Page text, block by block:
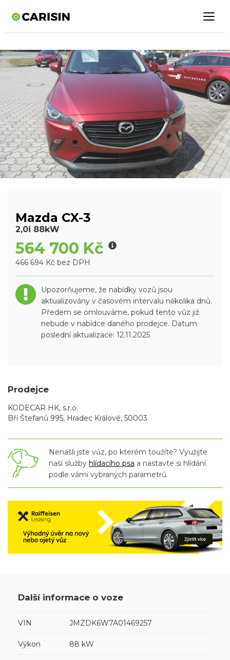
Mazda CX-3
2,0i 88kW
564 700 Kč
466 694 Kč bez DPH
Upozorňujeme, že nabídky vozů jsou
aktualizovány v časovém intervalu několika dnů.
Předem se omlouváme, pokud tento vůz již
nebude v nabídce daného prodejce. Datum
poslední aktualizace: 12.11.2025
Prodejce
KODECAR HK, s.r.o.
Bří Štefanů 995, Hradec Králové, 50003
Nenašli jste vůz, po kterém toužíte? Využijte
naší služby hlídacího psa a nastavte si hlídání
podle vámi vybraných parametrů.
Další informace o voze
VIN JMZDK6W7A01469257
Výkon 88 kW